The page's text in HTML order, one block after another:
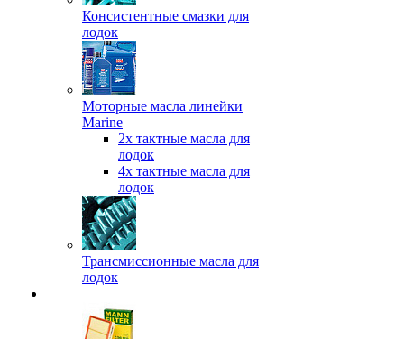
Консистентные смазки для
лодок
Моторные масла линейки
Marine
2х тактные масла для
лодок
4х тактные масла для
лодок
Трансмиссионные масла для
лодок